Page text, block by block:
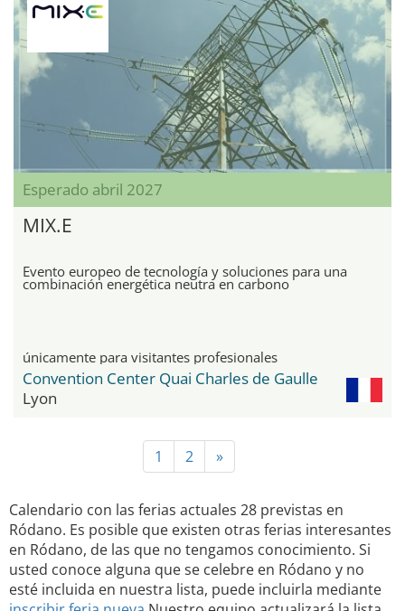
Esperado abril 2027
MIX.E
Evento europeo de tecnología y soluciones para una
combinación energética neutra en carbono
únicamente para visitantes profesionales
Convention Center Quai Charles de Gaulle
Lyon
1 2 »
Calendario con las ferias actuales 28 previstas en
Ródano. Es posible que existen otras ferias interesantes
en Ródano, de las que no tengamos conocimiento. Si
usted conoce alguna que se celebre en Ródano y no
esté incluida en nuestra lista, puede incluirla mediante